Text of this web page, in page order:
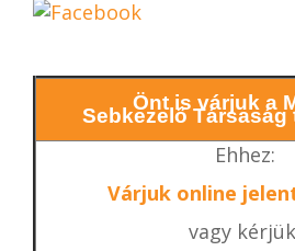
Önt is várjuk a
Sebkezelő Társaság
Ehhez:
Várjuk online
vagy